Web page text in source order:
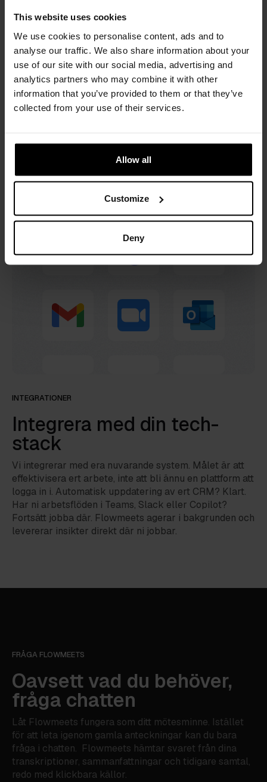
This website uses cookies
We use cookies to personalise content, ads and to
analyse our traffic. We also share information about your
use of our site with our social media, advertising and
analytics partners who may combine it with other
information that you’ve provided to them or that they’ve
collected from your use of their services.
Allow all
Customize
Deny
INTEGRATIONER
Integrera med din tech-
stack
Vi integrerar med era nuvarande system. Målet är att
effektivisera ert arbete, inte att bli ännu en plattform att
logga in i. Automatisk uppdatering av ert CRM? Klart.
Har ni arbetsflöden i Teams, Slack eller Copilot?
Fortsätt jobba där. Flowmeets agerar i bakgrunden och
levererar insikter direkt där ni jobbar.
FRÅGA FLOWMEETS
Oavsett vad du behöver,
fråga chatten
Låt Flowmeets fungera som ditt mötesminne. Istället
för att leta igenom gamla anteckningar kan du bara
fråga i chatten. Flowmeets hämtar svaret från dina
transkriptioner, sammanfattningar och tidigare samtal,
redo med klickbara källor.